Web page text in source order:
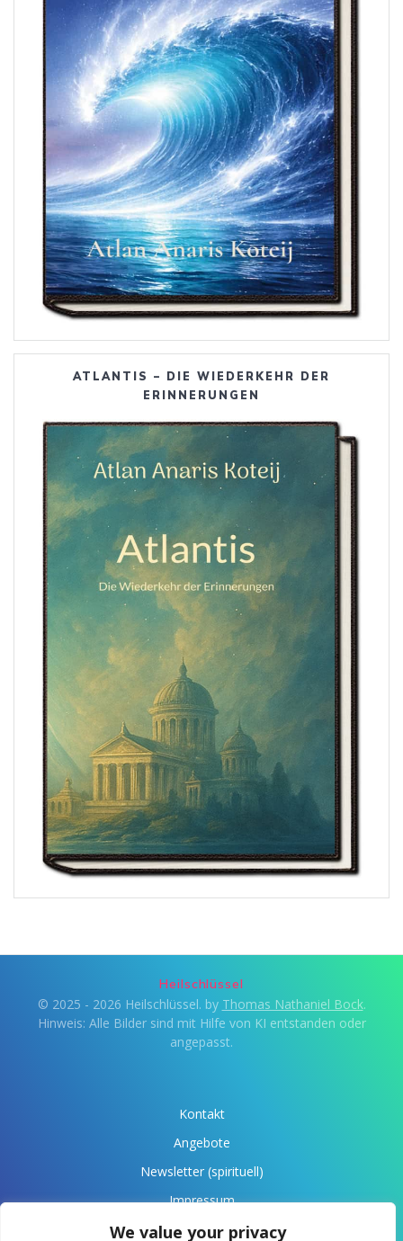
We value your privacy
ATLANTIS – DIE WIEDERKEHR DER
ERINNERUNGEN
Heilschlüssel
© 2025 - 2026 Heilschlüssel. by Thomas Nathaniel Bock.
Hinweis: Alle Bilder sind mit Hilfe von KI entstanden oder
angepasst.
Kontakt
Angebote
Newsletter (spirituell)
Impressum
Datenschutz